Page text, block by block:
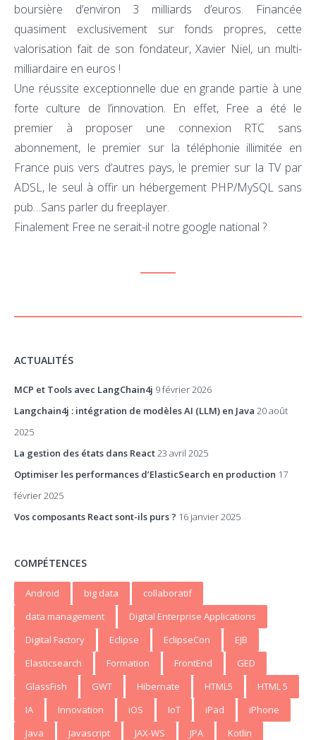
boursière d’environ 3 milliards d’euros. Financée
quasiment exclusivement sur fonds propres, cette
valorisation fait de son fondateur, Xavier Niel, un multi-
milliardaire en euros !
Une réussite exceptionnelle due en grande partie à une
forte culture de l’innovation. En effet, Free a été le
premier à proposer une connexion RTC sans
abonnement, le premier sur la téléphonie illimitée en
France puis vers d’autres pays, le premier sur la TV par
ADSL, le seul à offir un hébergement PHP/MySQL sans
pub…Sans parler du freeplayer.
Finalement Free ne serait-il notre google national ?
ACTUALITÉS
MCP et Tools avec LangChain4j 9 février 2026
Langchain4j : intégration de modèles AI (LLM) en Java 20 août
2025
La gestion des états dans React23 avril 2025
Optimiser les performances d’ElasticSearch en production 17
février 2025
Vos composants React sont-ils purs ? 16 janvier 2025
COMPÉTENCES
Android big data
collaboratif
data management
Digital Enterprise Applications
Digital Factory
Eclipse EclipseCon
EJB
Elasticsearch
Formation FrontEnd
GED
GlassFish
GWT Hibernate HTML5
HTML 5
IA
Innovation iOS IoT iPad
iPhone
Java
Javascript JAX-WS JPA
Kotlin